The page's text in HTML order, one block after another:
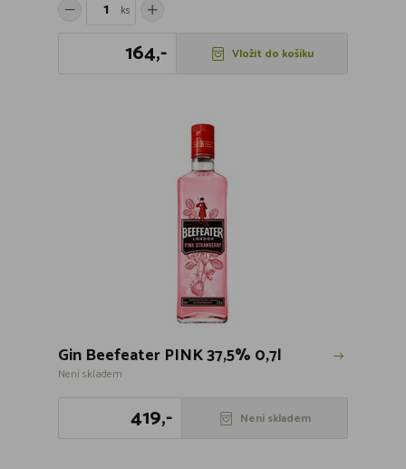
ks
164,- Vložit do košíku
Gin Beefeater PINK 37,5% 0,7l
Není skladem
419,- Není skladem